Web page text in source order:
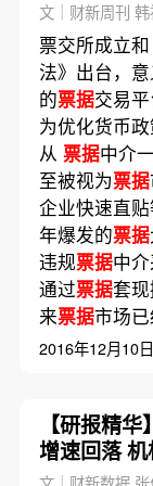
文｜财新周刊
票交所成立
法》出台，
的票据交易
为优化货币
从 票据中介
至被视为票据
企业快速直
年爆发的票据
违规票据中
通过票据套
来票据市场
2016年12月10日
【研报精
增速回落
息差弹性较